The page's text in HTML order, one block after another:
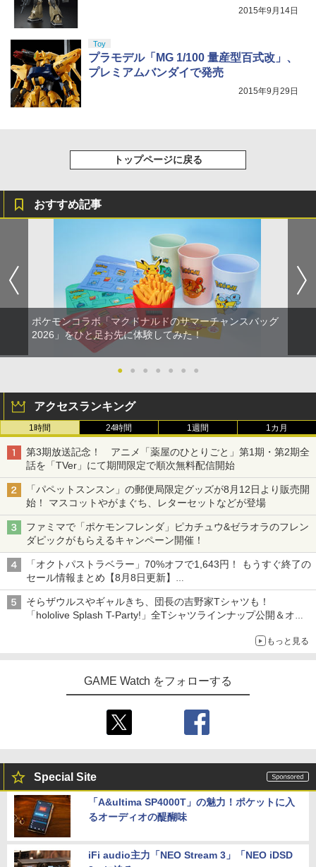
2015年9月14日
Toy
プラモデル「MG 1/100 量産型百式改」、
プレミアムバンダイで発売
2015年9月29日
トップページに戻る
おすすめ記事
ポケモンコラボ「マクドナルドのサマーチャンスバッグ
2026」をひと足お先に体験してみた！
● ● ● ● ● ● ●
アクセスランキング
1時間 24時間 1週間 1カ月
第3期放送記念！ アニメ「薬屋のひとりごと」第1期・第2期全
話を「TVer」にて期間限定で順次無料配信開始
「パペットスンスン」の郵便局限定グッズが8月12日より販売開
始！ マスコットやがまぐち、レターセットなどが登場
ファミマで「ポケモンフレンダ」ピカチュウ&ゼラオラのフレン
ダピックがもらえるキャンペーン開催！
「オクトパストラベラー」70%オフで1,643円！ もうすぐ終了の
セール情報まとめ【8月8日更新】
ニンテンドーeショップでは「大神 絶景版」が67%オフで990円
そらザウルスやギャルきち、団長の吉野家Tシャツも！
「hololive Splash T-Party!」全Tシャツラインナップ公開＆オン
もっと見る
GAME Watch をフォローする
Special Site
「A&ultima SP4000T」の魅力！ポケットに入
るオーディオの醍醐味
iFi audio主力「NEO Stream 3」「NEO iDSD